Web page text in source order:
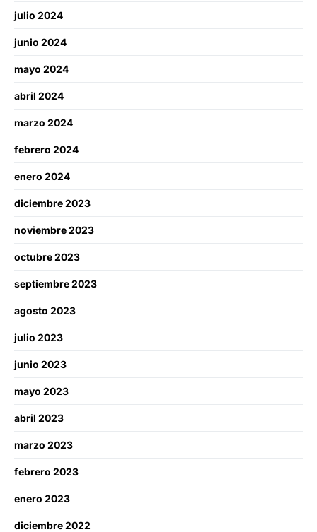
julio 2024
junio 2024
mayo 2024
abril 2024
marzo 2024
febrero 2024
enero 2024
diciembre 2023
noviembre 2023
octubre 2023
septiembre 2023
agosto 2023
julio 2023
junio 2023
mayo 2023
abril 2023
marzo 2023
febrero 2023
enero 2023
diciembre 2022